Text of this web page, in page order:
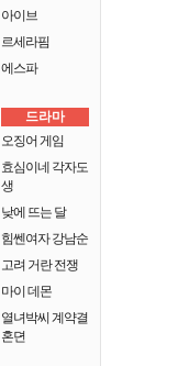
아이브
르세라핌
에스파
드라마
오징어 게임
효심이네 각자도
생
낮에 뜨는 달
힘쎈여자 강남순
고려 거란 전쟁
마이 데몬
열녀박씨 계약결
혼뎐